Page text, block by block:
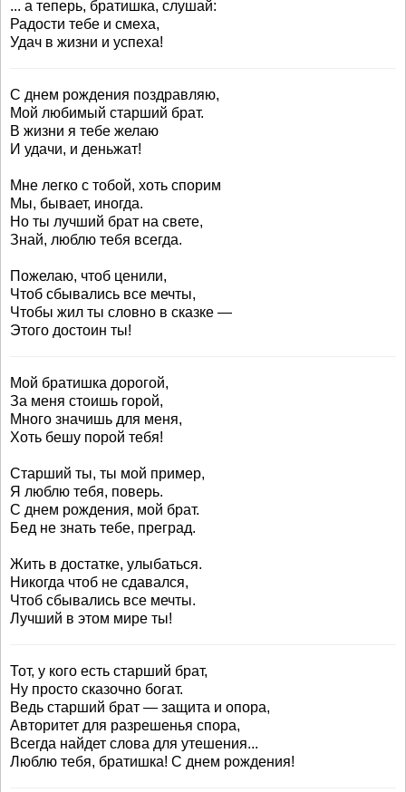
... а теперь, братишка, слушай:
Радости тебе и смеха,
Удач в жизни и успеха!
С днем рождения поздравляю,
Мой любимый старший брат.
В жизни я тебе желаю
И удачи, и деньжат!
Мне легко с тобой, хоть спорим
Мы, бывает, иногда.
Но ты лучший брат на свете,
Знай, люблю тебя всегда.
Пожелаю, чтоб ценили,
Чтоб сбывались все мечты,
Чтобы жил ты словно в сказке —
Этого достоин ты!
Мой братишка дорогой,
За меня стоишь горой,
Много значишь для меня,
Хоть бешу порой тебя!
Старший ты, ты мой пример,
Я люблю тебя, поверь.
С днем рождения, мой брат.
Бед не знать тебе, преград.
Жить в достатке, улыбаться.
Никогда чтоб не сдавался,
Чтоб сбывались все мечты.
Лучший в этом мире ты!
Тот, у кого есть старший брат,
Ну просто сказочно богат.
Ведь старший брат — защита и опора,
Авторитет для разрешенья спора,
Всегда найдет слова для утешения...
Люблю тебя, братишка! С днем рождения!